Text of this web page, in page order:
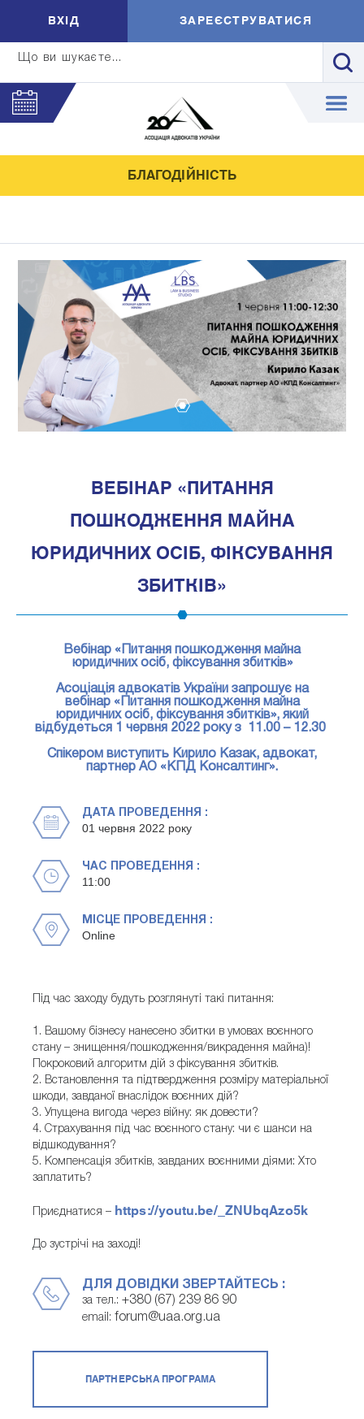
Що ви шукаєте...
ВXIД ЗАРЕЄСТРУВАТИСЯ
БЛАГОДІЙНІСТЬ
ВЕБІНАР «ПИТАННЯ
ПОШКОДЖЕННЯ МАЙНА
ЮРИДИЧНИХ ОСІБ, ФІКСУВАННЯ
ЗБИТКІВ»
Вебінар «Питання пошкодження майна
юридичних осіб, фіксування збитків»
Асоціація адвокатів України запрошує на
вебінар «Питання пошкодження майна
юридичних осіб, фіксування збитків», який
відбудеться 1 червня 2022 року з 11.00 – 12.30
Спікером виступить Кирило Казак, адвокат,
партнер АО «КПД Консалтинг».
ДАТА ПРОВЕДЕННЯ :
01 червня 2022 року
ЧАС ПРОВЕДЕННЯ :
11:00
МІСЦЕ ПРОВЕДЕННЯ :
Online
Під час заходу будуть розглянуті такі питання:
1. Вашому бізнесу нанесено збитки в умовах воєнного
стану – знищення/пошкодження/викрадення майна)!
Покроковий алгоритм дій з фіксування збитків.
2. Встановлення та підтвердження розміру матеріальної
шкоди, завданої внаслідок воєнних дій?
3. Упущена вигода через війну: як довести?
4. Страхування під час воєнного стану: чи є шанси на
відшкодування?
5. Компенсація збитків, завданих воєнними діями: Хто
заплатить?
Приєднатися – https://youtu.be/_ZNUbqAzo5k
До зустрічі на заході!
ДЛЯ ДОВІДКИ ЗВЕРТАЙТЕСЬ :
за тел.: +380 (67) 239 86 90
email: forum@uaa.org.ua
ПАРТНЕРСЬКА ПРОГРАМА